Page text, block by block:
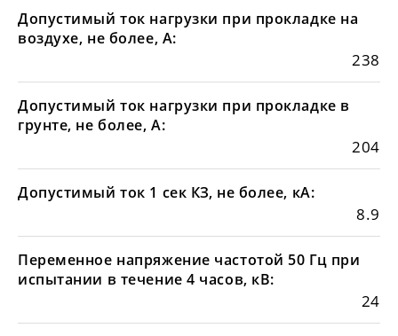
Допустимый ток нагрузки при прокладке на
воздухе, не более, А:
238
Допустимый ток нагрузки при прокладке в
грунте, не более, А:
204
Допустимый ток 1 сек КЗ, не более, кА:
8.9
Переменное напряжение частотой 50 Гц при
испытании в течение 4 часов, кВ:
24